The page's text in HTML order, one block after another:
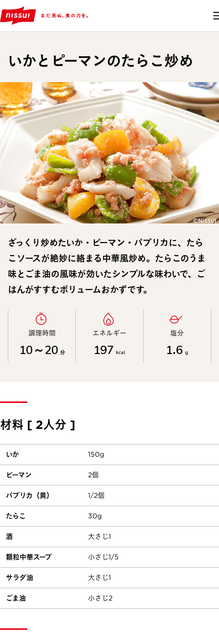
いかとピーマンのたらこ炒め
ざっくり炒めたいか・ピーマン・パプリカに、たら
こソースが絶妙に絡まる中華風炒め。たらこのうま
味とごま油の風味が効いたシンプルな味わいで、ご
はんがすすむボリュームおかずです。
調理時間​
10～20 分
エネルギー​
197 kcal
塩分​
1.6 g
材料 [ 2人分 ]
いか 150g
ピーマン 2個
パプリカ（黄） 1/2個
たらこ 30g
酒 大さじ1
顆粒中華スープ 小さじ1/5
サラダ油 大さじ1
ごま油 小さじ2